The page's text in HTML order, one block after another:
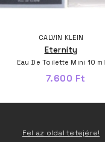
CALVIN KLEIN
Eternity
Eau De Toilette Mini 10 ml
7.600 Ft
Fel az oldal tetejére!